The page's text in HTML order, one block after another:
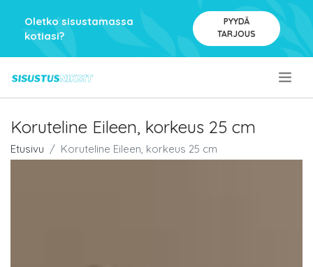
Oletko sisustamassa
kotiasi?
PYYDÄ
TARJOUS
Koruteline Eileen, korkeus 25 cm
Etusivu Koruteline Eileen, korkeus 25 cm